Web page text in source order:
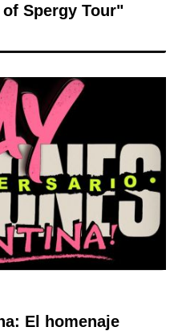
Spergy Tour"
El homenaje